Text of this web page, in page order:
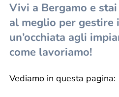
Vivi a Bergamo e
al meglio per gestire
un’occhiata agli
come lavoriamo!
Vediamo in questa pagina: